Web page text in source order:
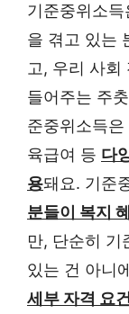
기준중위소
을 겪고 있는
고, 우리 사회
들어주는 주
준중위소득
육급여 등 다
용돼요. 기준
분들이 복지
만, 단순히 기
있는 건 아니
세부 자격 요